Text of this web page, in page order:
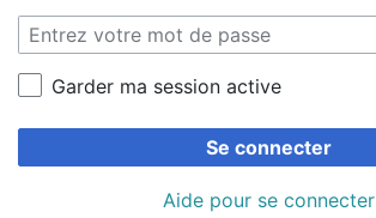
Garder ma session active
Se connecter
Aide pour se connecter